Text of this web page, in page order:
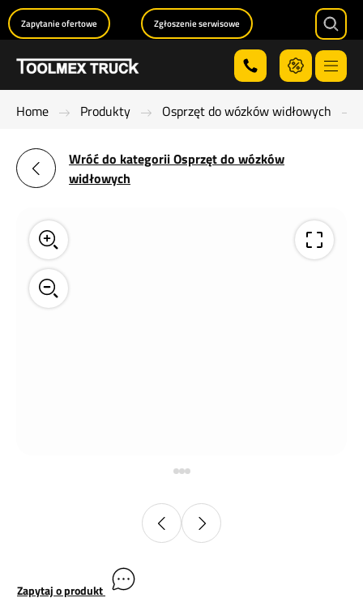
Menu
Zapytanie ofertowe Zgłoszenie serwisowe
Home Produkty Osprzęt do wózków widłowych
Wróć do kategorii Osprzęt do wózków
widłowych
View
model
Zoom
in on model
Zoom
out
Zapytaj o produkt